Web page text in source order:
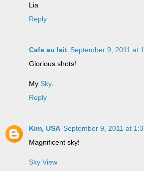
Lia
Reply
Cafe au lait September 9, 2011 at
Glorious shots!
My Sky.
Reply
Kim, USA September 9, 2011 at
Magnificent sky!
Sky View